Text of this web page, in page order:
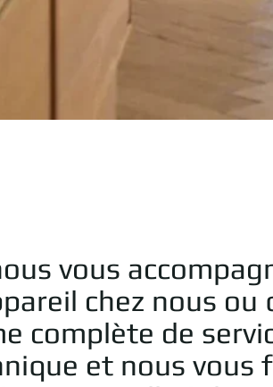
vous
chez nous
complète de
et nous